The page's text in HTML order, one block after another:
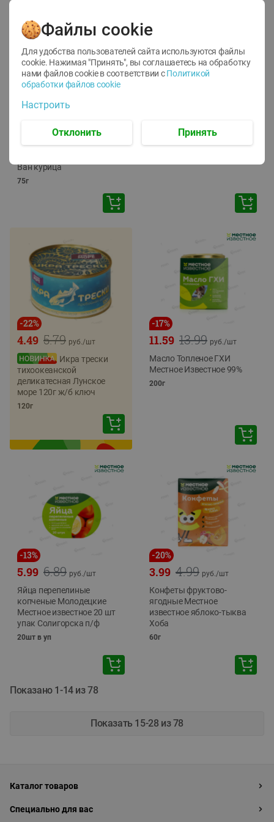
12
1.05 руб./
руб./шт
Корм влаж. для кош. с
Ван курица
75г
ТОФУ Vegetus ТВЕРДЫЙ
-22%
5.79
4.49 руб./шт
Икра трески
тихоокеанской
деликатесная Лунское
море 120г ж/б ключ
120г
-17%
13.99
11.59 руб./шт
Масло Топленое ГХИ
Местное Известное 99%
200г
-13%
6.89
5.99 руб./шт
Яйца перепелиные
копченые Молодецкие
Местное известное 20 шт
упак Солигорска п/ф
20шт в уп
-20%
4.99
3.99 руб./шт
Конфеты фруктово-
ягодные Местное
известное яблоко-тыква
Хоба
60г
Показано 1-14 из 78
Показать 15-28 из 78
Каталог товаров
Специально для вас
Файлы cookie
Для удобства пользователей сайта используются файлы
cookie. Нажимая "Принять", вы соглашаетесь на обработку
нами файлов cookie в соответствии с Политикой
обработки файлов cookie
Настроить
Отклонить Принять